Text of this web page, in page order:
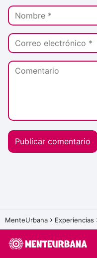
MenteUrbana Experiencias